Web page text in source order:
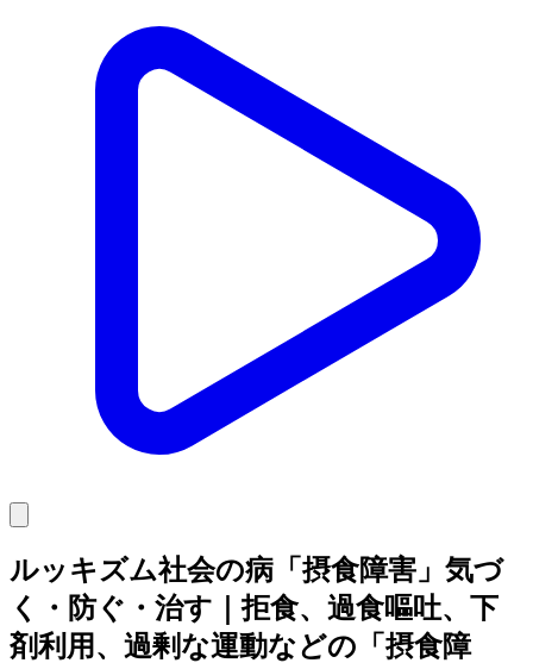
ルッキズム社会の病「摂食障害」気づ
く・防ぐ・治す｜拒食、過食嘔吐、下
剤利用、過剰な運動などの「摂食障